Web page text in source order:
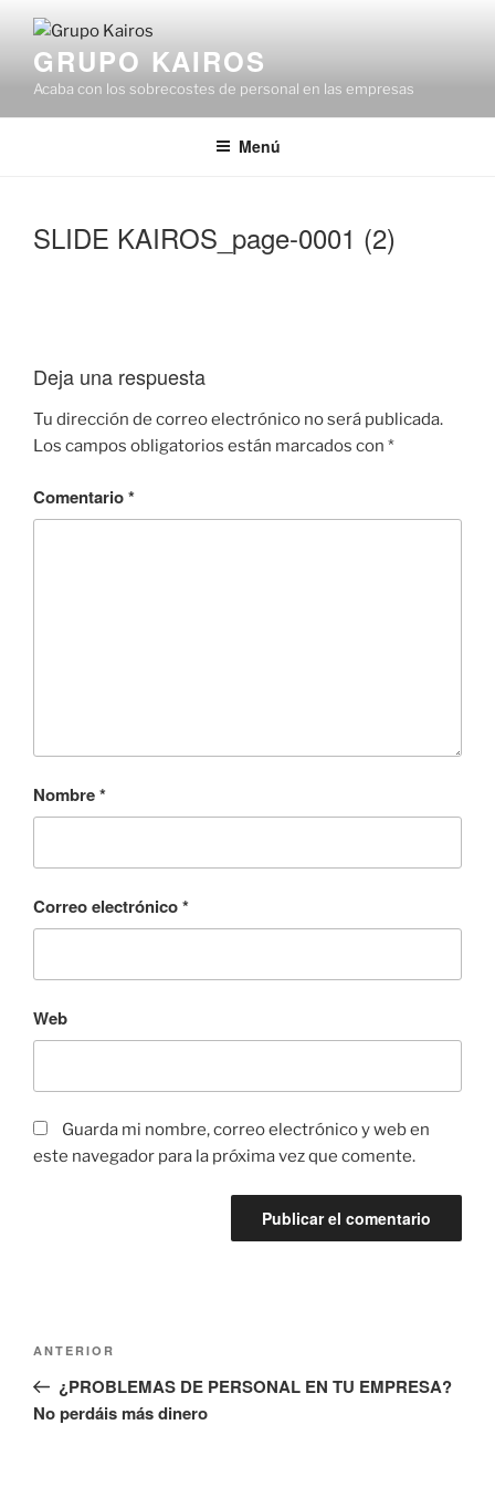
contenidoGRUPO KAIROS
Acaba con los sobrecostes de personal en las empresas
Menú
SLIDE KAIROS_page-0001 (2)
Deja una respuesta
Tu dirección de correo electrónico no será publicada.
Los campos obligatorios están marcados con *
Comentario*
Nombre*
Correo electrónico*
Web
Guarda mi nombre, correo electrónico y web en
este navegador para la próxima vez que comente.
entradas
Entrada
anterior:
ANTERIOR
¿PROBLEMAS DE PERSONAL EN TU EMPRESA?
No perdáis más dinero